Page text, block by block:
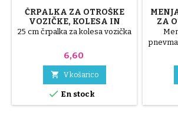
ČRPALKA ZA OTROŠKE
VOZIČKE, KOLESA IN
SKUTERJE
25 cm črpalka za kolesa vozička
Cena
6,60
 V košarico
 En stock
ZA
da ne